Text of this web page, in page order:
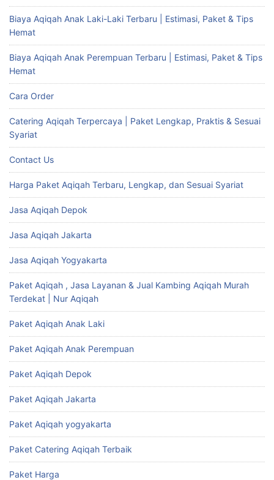
Biaya Aqiqah Anak Laki-Laki Terbaru | Estimasi, Paket & Tips
Hemat
Biaya Aqiqah Anak Perempuan Terbaru | Estimasi, Paket & Tips
Hemat
Cara Order
Catering Aqiqah Terpercaya | Paket Lengkap, Praktis & Sesuai
Syariat
Contact Us
Harga Paket Aqiqah Terbaru, Lengkap, dan Sesuai Syariat
Jasa Aqiqah Depok
Jasa Aqiqah Jakarta
Jasa Aqiqah Yogyakarta
Paket Aqiqah , Jasa Layanan & Jual Kambing Aqiqah Murah
Terdekat | Nur Aqiqah
Paket Aqiqah Anak Laki
Paket Aqiqah Anak Perempuan
Paket Aqiqah Depok
Paket Aqiqah Jakarta
Paket Aqiqah yogyakarta
Paket Catering Aqiqah Terbaik
Paket Harga